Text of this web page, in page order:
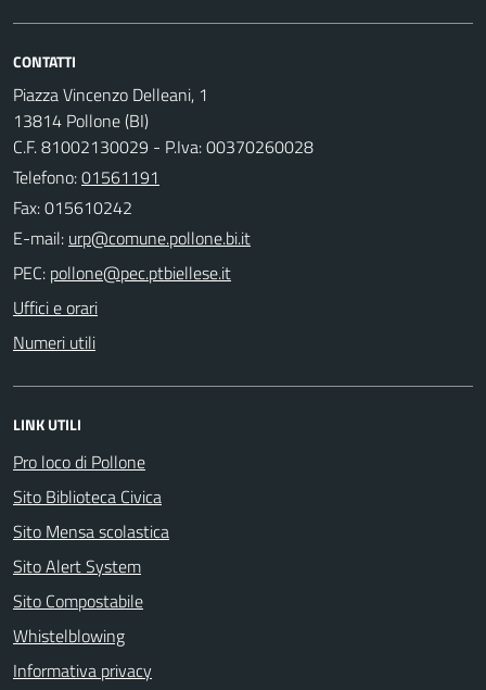
CONTATTI
Piazza Vincenzo Delleani, 1
13814 Pollone (BI)
C.F. 81002130029 - P.Iva: 00370260028
Telefono:01561191
Fax: 015610242
E-mail:
PEC:
Uffici e orari
Numeri utili
LINK UTILI
Pro loco di Pollone
Sito Biblioteca Civica
Sito Mensa scolastica
Sito Alert System
Sito Compostabile
Whistelblowing
Informativa privacy